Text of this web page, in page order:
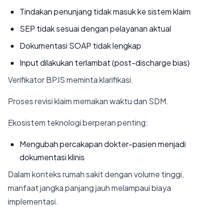
Tindakan penunjang tidak masuk ke sistem klaim
SEP tidak sesuai dengan pelayanan aktual
Dokumentasi SOAP tidak lengkap
Input dilakukan terlambat (post-discharge bias)
Verifikator BPJS meminta klarifikasi.
Proses revisi klaim memakan waktu dan SDM.
Ekosistem teknologi berperan penting:
Mengubah percakapan dokter-pasien menjadi
dokumentasi klinis
Dalam konteks rumah sakit dengan volume tinggi,
manfaat jangka panjang jauh melampaui biaya
implementasi.